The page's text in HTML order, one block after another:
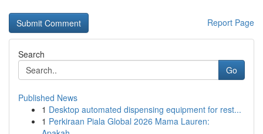
Report Page
Search
Go
Published News
1 Desktop automated dispensing equipment for rest...
1 Perkiraan Piala Global 2026 Mama Lauren: